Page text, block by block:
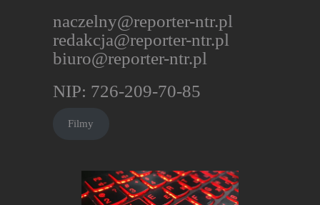
naczelny@reporter-ntr.pl
redakcja@reporter-ntr.pl
biuro@reporter-ntr.pl
NIP: 726-209-70-85
Filmy